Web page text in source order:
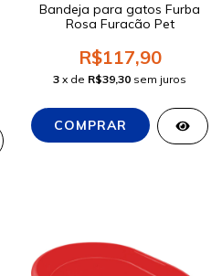
Bandeja para gatos Furba
Rosa Furacão Pet
R$117,90
3 x de R$39,30 sem juros